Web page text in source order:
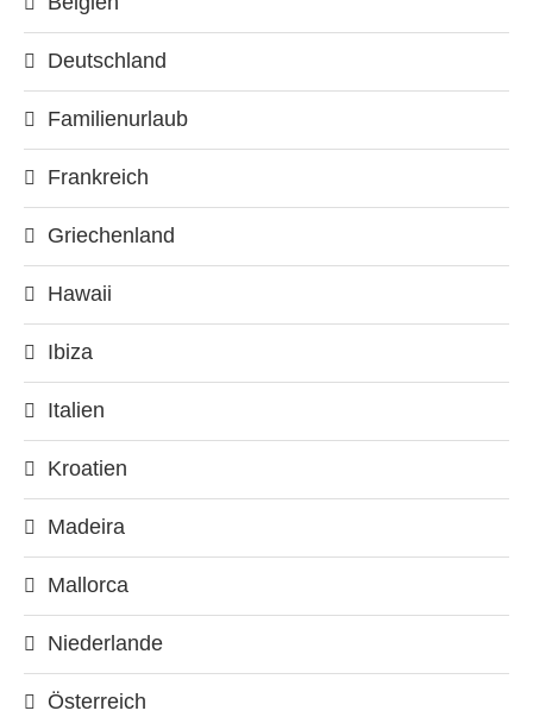
Deutschland
Familienurlaub
Frankreich
Griechenland
Hawaii
Ibiza
Italien
Kroatien
Madeira
Mallorca
Niederlande
Österreich